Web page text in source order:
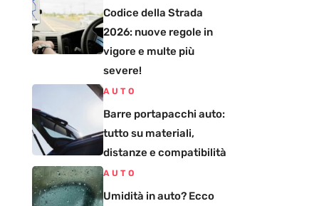
Codice della Strada
2026: nuove regole in
vigore e multe più
severe!
AUTO
Barre portapacchi auto:
tutto su materiali,
distanze e compatibilità
AUTO
Umidità in auto? Ecco